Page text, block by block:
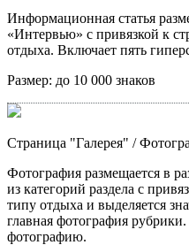
Информационная статья
«Интервью» с привязкой к
отдыха. Включает пять
Размер: до 10 000 знаков
Страница "Галерея" /
Фотография размещается в
из категорий раздела с
типу отдыха и выделяется
главная фотография
фотографию.